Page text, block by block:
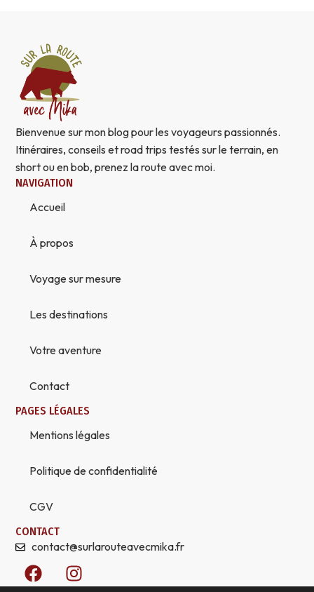
Bienvenue sur mon blog pour les voyageurs passionnés.
Itinéraires, conseils et road trips testés sur le terrain, en
short ou en bob, prenez la route avec moi.
NAVIGATION
Accueil
À propos
Voyage sur mesure
Les destinations
Votre aventure
Contact
PAGES LÉGALES
Mentions légales
Politique de confidentialité
CGV
CONTACT
contact@surlarouteavecmika.fr
F
a
I
n